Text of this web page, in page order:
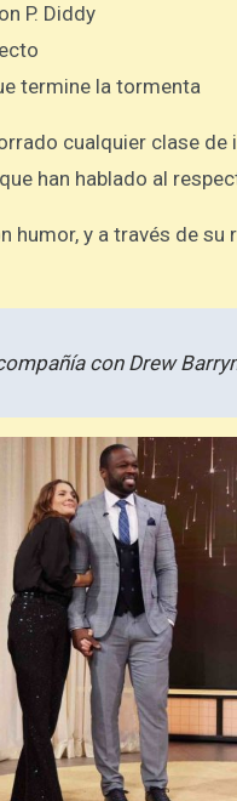
P. Diddy
termine la tormenta
cualquier clase
han hablado al
humor, y a través de
con Drew